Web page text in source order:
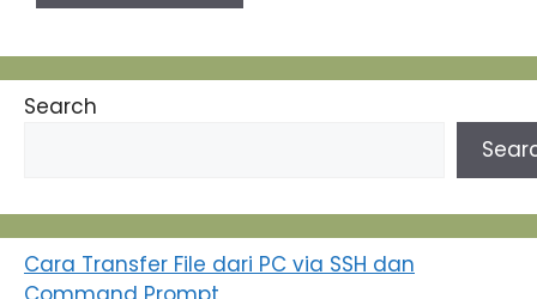
Search
Cara Transfer File dari PC via SSH dan